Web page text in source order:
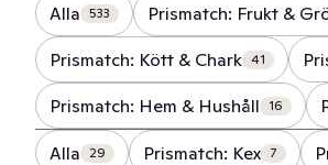
Alla 533 Prismatch: Frukt &
Prismatch: Kött & Chark 41
Prismatch: Hem & Hushåll 16
Alla 29 Prismatch: Kex 7